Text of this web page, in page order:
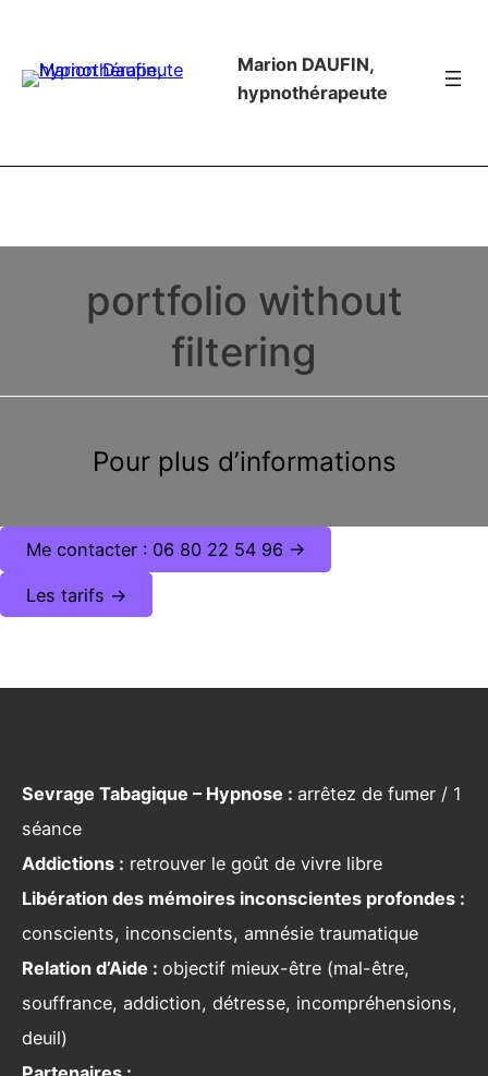
Marion DAUFIN,
hypnothérapeute
portfolio without
filtering
Pour plus d’informations
Me contacter : 06 80 22 54 96 ->
Les tarifs ->
Sevrage Tabagique – Hypnose : arrêtez de fumer / 1
séance
Addictions : retrouver le goût de vivre libre
Libération des mémoires inconscientes profondes :
conscients, inconscients, amnésie traumatique
Relation d’Aide : objectif mieux-être (mal-être,
souffrance, addiction, détresse, incompréhensions,
deuil)